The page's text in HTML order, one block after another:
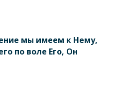
мы имеем к Нему,
по воле Его, Он